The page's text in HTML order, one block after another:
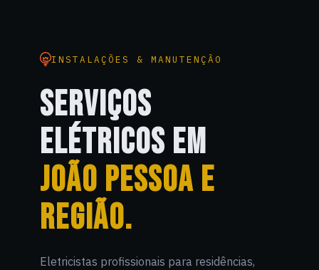
INSTALAÇÕES & MANUTENÇÃO
SERVIÇOS
ELÉTRICOS EM
JOÃO PESSOA E
REGIÃO.
Eletricistas profissionais para residências,